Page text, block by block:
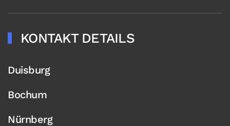
KONTAKT DETAILS
Duisburg
Bochum
Nürnberg